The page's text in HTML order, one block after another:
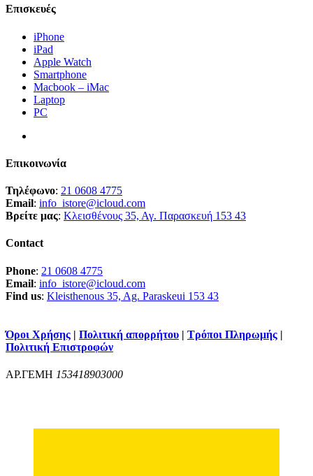
Επισκευές
iPhone
iPad
Apple Watch
Smartphone
Macbook – iMac
Laptop
PC
Επικοινωνία
Τηλέφωνο: 21 0608 4775
Email: info_istore@icloud.com
Βρείτε μας: Κλεισθένους 35, Αγ. Παρασκευή 153 43
Contact
Phone: 21 0608 4775
Email: info_istore@icloud.com
Find us: Kleisthenous 35, Ag. Paraskeui 153 43
Όροι Χρήσης | Πολιτική απορρήτου | Τρόποι Πληρωμής |
Πολιτική Επιστροφών
ΑΡ.ΓΕΜΗ 153418903000